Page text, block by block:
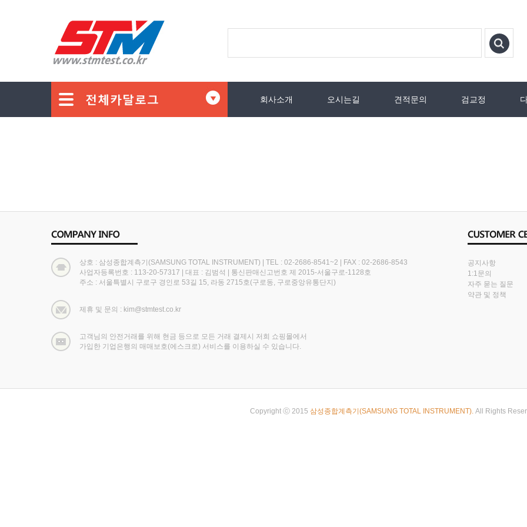
회사소개 오시는길 견적문의 검교정
상호 : 삼성종합계측기(SAMSUNG TOTAL INSTRUMENT) | TEL : 02-2686-8541~2 | FAX : 02-2686-8543
사업자등록번호 : 113-20-57317 | 대표 : 김범석 | 통신판매신고번호 제 2015-서울구로-1128호
주소 : 서울특별시 구로구 경인로 53길 15, 라동 2715호(구로동, 구로중앙유통단지)
제휴 및 문의 : kim@stmtest.co.kr
고객님의 안전거래를 위해 현금 등으로 모든 거래 결제시 저희 쇼핑몰에서
가입한 기업은행의 매매보호(에스크로) 서비스를 이용하실 수 있습니다.
공지사항
1:1문의
자주 묻는 질문
약관 및 정책
Copyright ⓒ 2015 삼성종합계측기(SAMSUNG TOTAL INSTRUMENT). All Rights